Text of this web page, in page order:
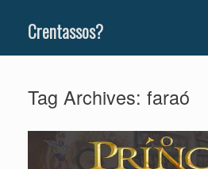
Crentassos?
Tag Archives: faraó